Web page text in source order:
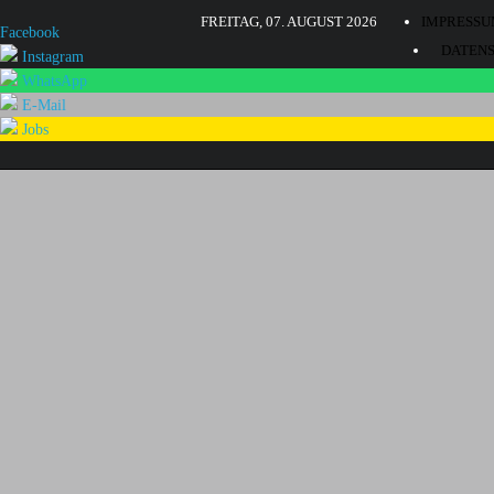
Facebook
Instagram
WhatsApp
E-Mail
Jobs
FREITAG, 07. AUGUST 2026